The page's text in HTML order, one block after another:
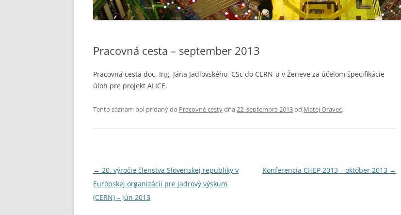
Pracovná cesta – september 2013
Pracovná cesta doc. Ing. Jána Jadlovského, CSc do CERN-u v Ženeve za účelom špecifikácie
úloh pre projekt ALICE.
Tento záznam bol pridaný do Pracovné cestydňa 22. septembra 2013od Matej Oravec.
Navigácia
článkami
← 20. výročie členstva Slovenskej republiky v
Európskej organizácii pre jadrový výskum
(CERN) – jún 2013
Konferencia CHEP 2013 – október 2013 →